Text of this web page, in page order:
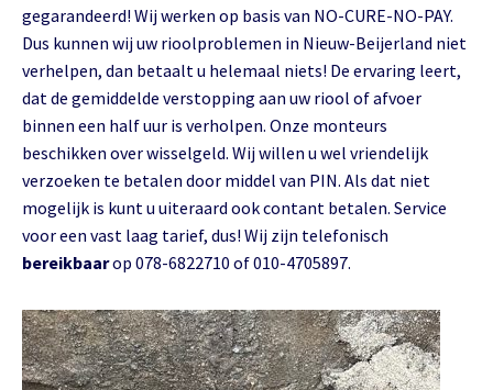
gegarandeerd! Wij werken op basis van NO-CURE-NO-PAY.
Dus kunnen wij uw rioolproblemen in Nieuw-Beijerland niet
verhelpen, dan betaalt u helemaal niets! De ervaring leert,
dat de gemiddelde verstopping aan uw riool of afvoer
binnen een half uur is verholpen. Onze monteurs
beschikken over wisselgeld. Wij willen u wel vriendelijk
verzoeken te betalen door middel van PIN. Als dat niet
mogelijk is kunt u uiteraard ook contant betalen. Service
voor een vast laag tarief, dus! Wij zijn telefonisch
bereikbaarop 078-6822710 of 010-4705897.